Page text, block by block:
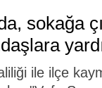
sokağa
ile ilçe